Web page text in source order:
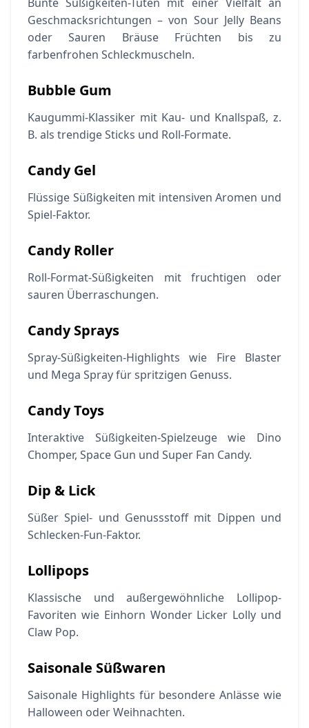
Geschmacksrichtungen – von Sour Jelly Beans
oder Sauren Bräuse Früchten bis zu
farbenfrohen Schleckmuscheln.
Bubble Gum
Kaugummi-Klassiker mit Kau- und Knallspaß, z.
B. als trendige Sticks und Roll-Formate.
Candy Gel
Flüssige Süßigkeiten mit intensiven Aromen und
Spiel-Faktor.
Candy Roller
Roll-Format-Süßigkeiten mit fruchtigen oder
sauren Überraschungen.
Candy Sprays
Spray-Süßigkeiten-Highlights wie Fire Blaster
und Mega Spray für spritzigen Genuss.
Candy Toys
Interaktive Süßigkeiten-Spielzeuge wie Dino
Chomper, Space Gun und Super Fan Candy.
Dip & Lick
Süßer Spiel- und Genussstoff mit Dippen und
Schlecken-Fun-Faktor.
Lollipops
Klassische und außergewöhnliche Lollipop-
Favoriten wie Einhorn Wonder Licker Lolly und
Claw Pop.
Saisonale Süßwaren
Saisonale Highlights für besondere Anlässe wie
Halloween oder Weihnachten.